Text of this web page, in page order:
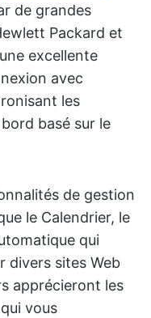
de grandes
Packard et
excellente
avec
les
basé sur le
de gestion
le Calendrier, le
qui
divers sites Web
apprécieront les
vous